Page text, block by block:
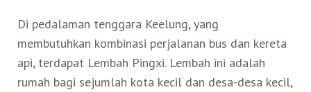
Di pedalaman tenggara Keelung, yang
membutuhkan kombinasi perjalanan bus dan kereta
api, terdapat Lembah Pingxi. Lembah ini adalah
rumah bagi sejumlah kota kecil dan desa-desa kecil,